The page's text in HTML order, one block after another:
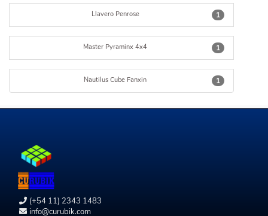
1
Llavero Penrose
1
Master Pyraminx 4x4
1
Nautilus Cube Fanxin
(+54 11) 2343 1483
info@curubik.com